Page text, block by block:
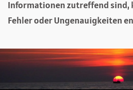
Informationen zutreffend sind,
Fehler oder Ungenauigkeiten